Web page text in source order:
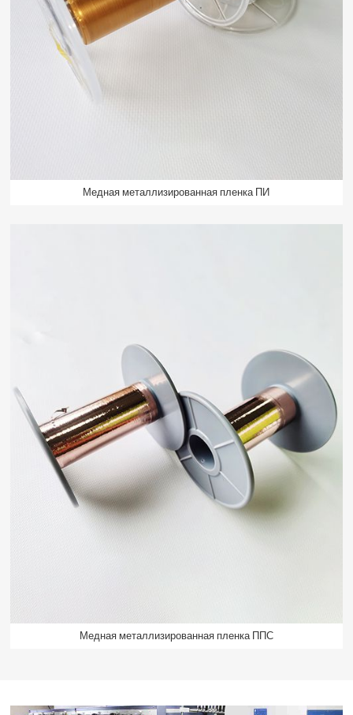
Медная металлизированная пленка ПИ
Медная металлизированная пленка ППС